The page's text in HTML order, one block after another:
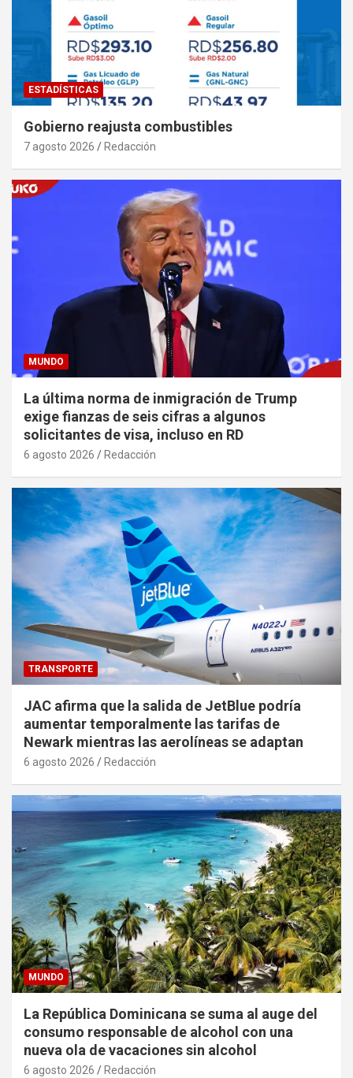
ESTADÍSTICAS
Gobierno reajusta combustibles
7 agosto 2026 Redacción
MUNDO
La última norma de inmigración de Trump
exige fianzas de seis cifras a algunos
solicitantes de visa, incluso en RD
6 agosto 2026 Redacción
TRANSPORTE
JAC afirma que la salida de JetBlue podría
aumentar temporalmente las tarifas de
Newark mientras las aerolíneas se adaptan
6 agosto 2026 Redacción
MUNDO
La República Dominicana se suma al auge del
consumo responsable de alcohol con una
nueva ola de vacaciones sin alcohol
6 agosto 2026 Redacción